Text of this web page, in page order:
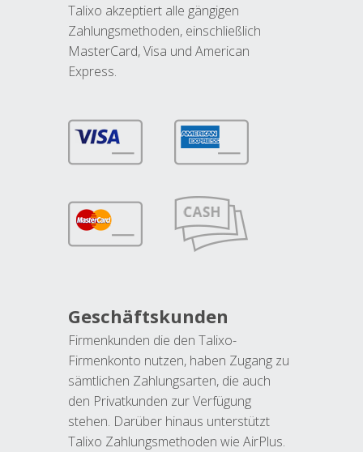
Talixo akzeptiert alle gängigen
Zahlungsmethoden, einschließlich
MasterCard, Visa und American
Express.
Geschäftskunden
Firmenkunden die den Talixo-
Firmenkonto nutzen, haben Zugang zu
sämtlichen Zahlungsarten, die auch
den Privatkunden zur Verfügung
stehen. Darüber hinaus unterstützt
Talixo Zahlungsmethoden wie AirPlus.